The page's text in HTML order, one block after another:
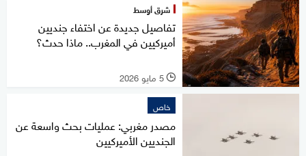
شرق أوسط
تفاصيل جديدة عن اختفاء جنديين
أميركيين في المغرب.. ماذا حدث؟
l 5 مايو 2026
خاص
مصدر مغربي: عمليات بحث واسعة عن
الجنديين الأميركيين